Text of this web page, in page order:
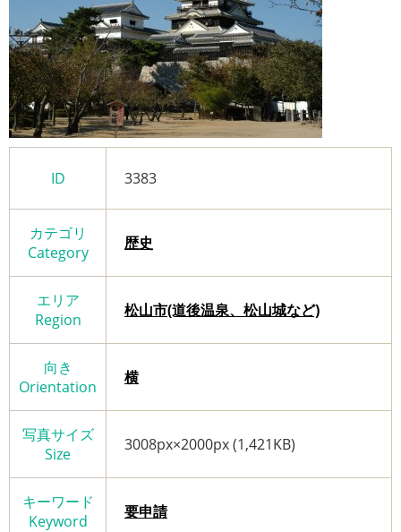
ID 3383
カテゴリ
Category
歴史
エリア
Region
松山市(道後温泉、松山城など)
向き
Orientation
横
写真サイズ
Size
3008px×2000px (1,421KB)
キーワード
Keyword
要申請